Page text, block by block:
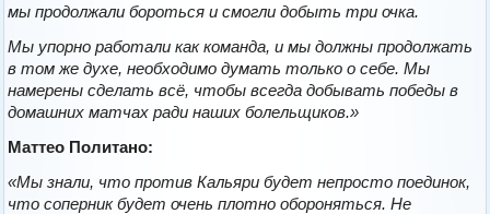
мы продолжали бороться и смогли добыть три очка.
Мы упорно работали как команда, и мы должны продолжать
в том же духе, необходимо думать только о себе. Мы
намерены сделать всё, чтобы всегда добывать победы в
домашних матчах ради наших болельщиков.»
Маттео Политано:
«Мы знали, что против Кальяри будет непросто поединок,
что соперник будет очень плотно обороняться. Не